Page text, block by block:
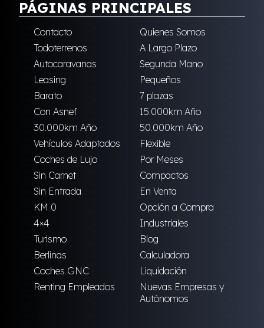
PÁGINAS PRINCIPALES
Contacto
Quienes Somos
Todoterrenos
A Largo Plazo
Autocaravanas
Segunda Mano
Leasing
Pequeños
Barato
7 plazas
Con Asnef
15.000km Año
30.000km Año
50.000km Año
Vehículos Adaptados
Flexible
Coches de Lujo
Por Meses
Sin Carnet
Compactos
Sin Entrada
En Venta
KM 0
Opción a Compra
4×4
Industriales
Turismo
Blog
Berlinas
Calculadora
Coches GNC
Liquidación
Renting Empleados
Nuevas Empresas y
Autónomos